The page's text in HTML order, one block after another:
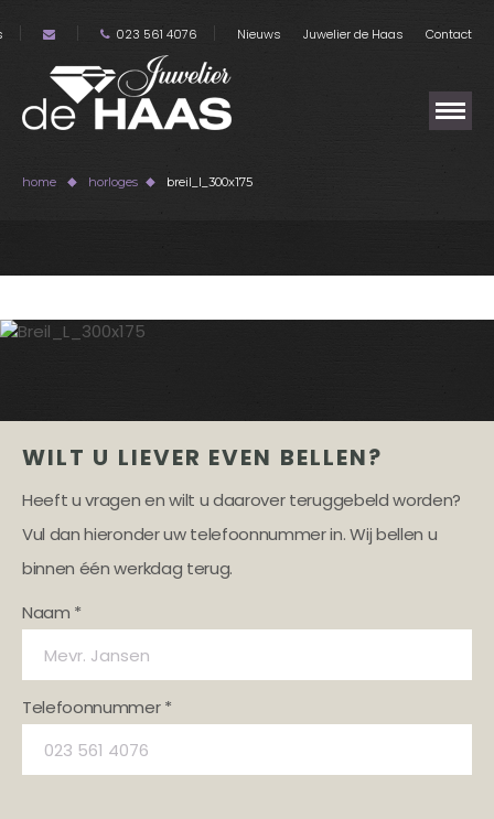
023 561 4076 Nieuws Juwelier de Haas Contact
home horloges breil_l_300x175
WILT U LIEVER EVEN BELLEN?
Heeft u vragen en wilt u daarover teruggebeld worden?
Vul dan hieronder uw telefoonnummer in. Wij bellen u
binnen één werkdag terug.
Naam *
Telefoonnummer *